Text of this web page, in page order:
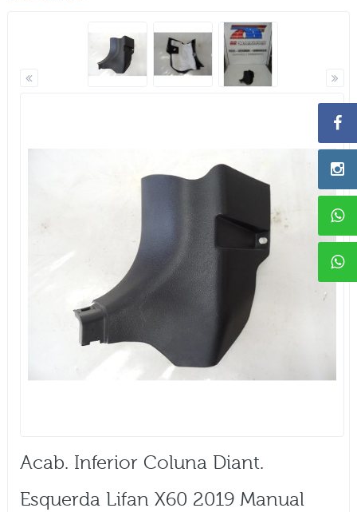
Acab. Inferior Coluna Diant.
Esquerda Lifan X60 2019 Manual